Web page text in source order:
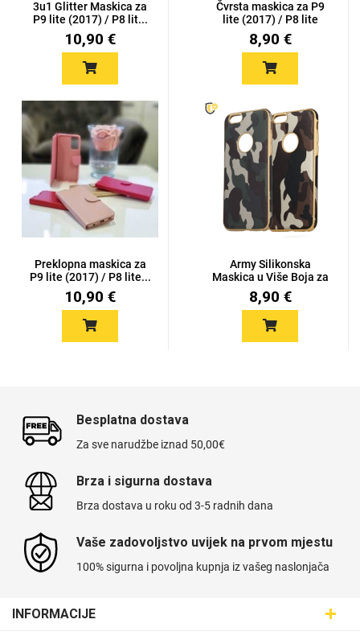
3u1 Glitter Maskica za
P9 lite (2017) / P8 lit...
10,90 €
Čvrsta maskica za P9
lite (2017) / P8 lite
(20...
8,90 €
Preklopna maskica za
P9 lite (2017) / P8 lite...
10,90 €
Army Silikonska
Maskica u Više Boja za
P8 LITE...
8,90 €
Besplatna dostava
Za sve narudžbe iznad 50,00€
Brza i sigurna dostava
Brza dostava u roku od 3-5 radnih dana
Vaše zadovoljstvo uvijek na prvom mjestu
100% sigurna i povoljna kupnja iz vašeg naslonjača
INFORMACIJE